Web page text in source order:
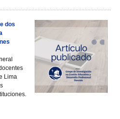
dos
Lima